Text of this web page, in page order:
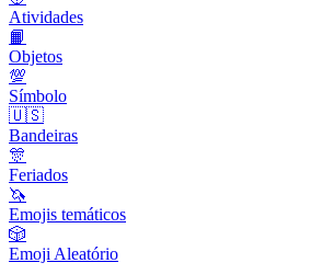
Atividades
📙
Objetos
💯
Símbolo
🇺🇸
Bandeiras
🎊
Feriados
🦄
Emojis temáticos
🎲
Emoji Aleatório